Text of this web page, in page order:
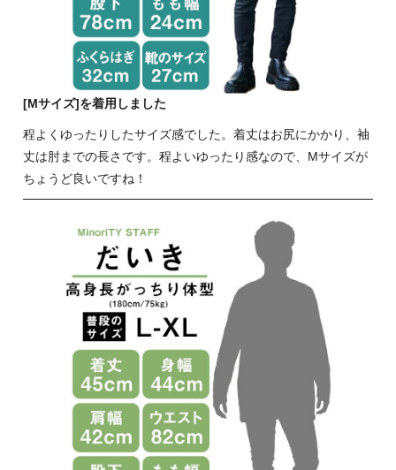
[Mサイズ]を着用しました
程よくゆったりしたサイズ感でした。着丈はお尻にかかり、袖
丈は肘までの長さです。程よいゆったり感なので、Mサイズが
ちょうど良いですね！